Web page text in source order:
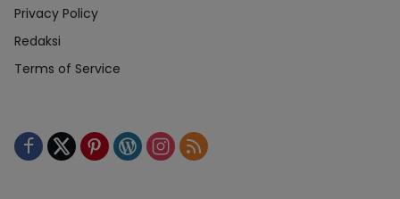
Privacy Policy
Redaksi
Terms of Service